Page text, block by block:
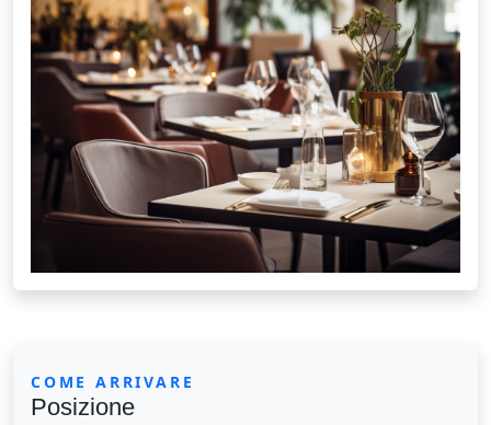
COME ARRIVARE
Posizione